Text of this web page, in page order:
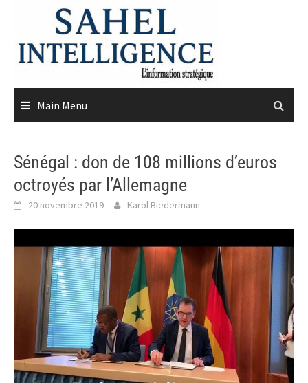
content
Main Menu
Sénégal : don de 108 millions d’euros
octroyés par l’Allemagne
20 novembre 2019 Karol Biedermann